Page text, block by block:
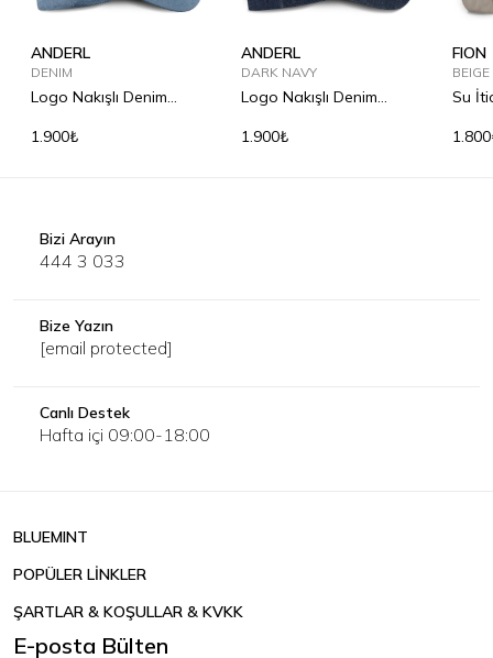
ANDERL
DENIM
Logo Nakışlı Denim
1.900₺
ANDERL
DARK NAVY
Logo Nakışlı Denim
1.900₺
FION
BEIGE
Su
Bizi Arayın
444 3 033
Bize Yazın
[email protected]
Canlı Destek
Hafta içi 09:00-18:00
BLUEMINT
POPÜLER LİNKLER
ŞARTLAR & KOŞULLAR & KVKK
E-posta Bülten